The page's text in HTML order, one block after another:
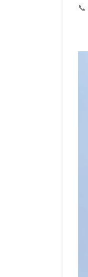
📞